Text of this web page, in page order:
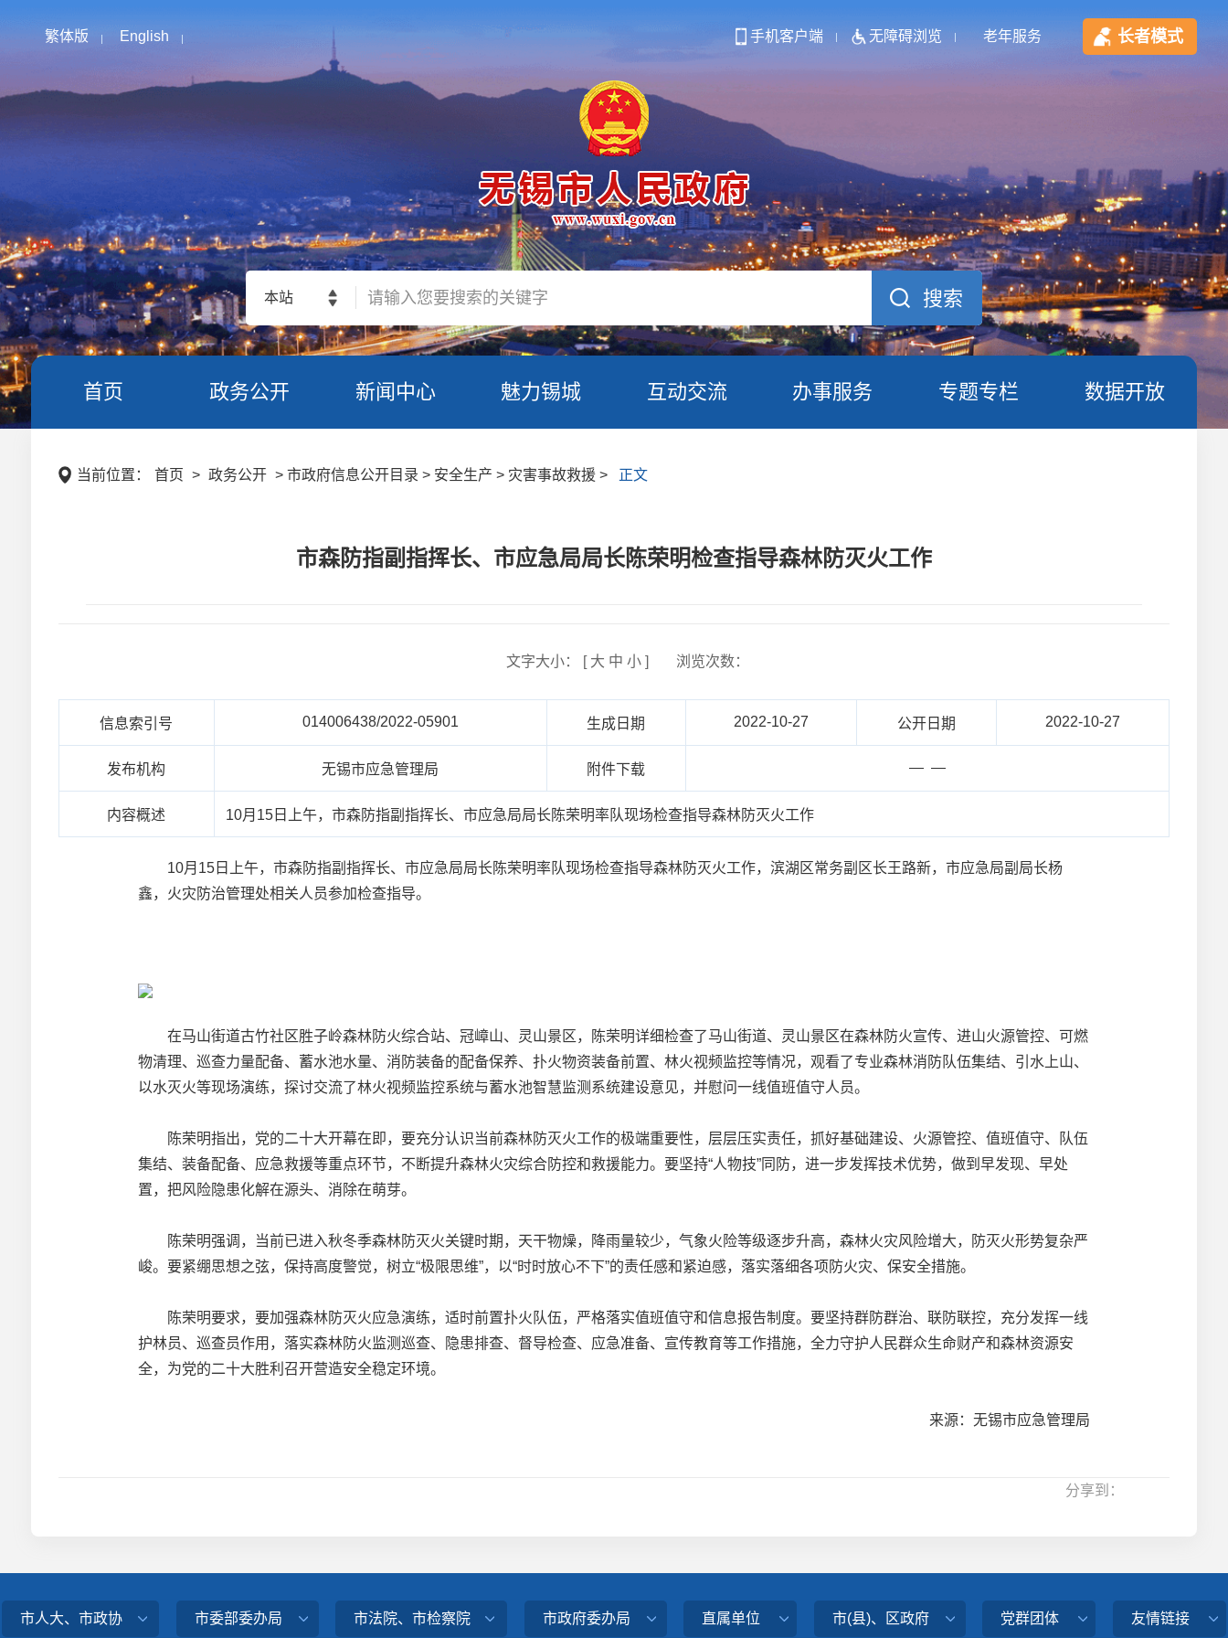
繁体版 English 手机客户端 无障碍浏览 老年服务 长者模式
本站
首页 政务公开 新闻中心 魅力锡城 互动交流 办事服务 专题专栏 数据开放
当前位置： 首页 > 政务公开 > 市政府信息公开目录 > 安全生产 > 灾害事故救援 > 正文
市森防指副指挥长、市应急局局长陈荣明检查指导森林防灭火工作
文字大小： [ 大 中 小] 浏览次数：
信息索引号 014006438/2022-05901 生成日期 2022-10-27 公开日期 2022-10-27
发布机构 无锡市应急管理局 附件下载 — —
内容概述 10月15日上午，市森防指副指挥长、市应急局局长陈荣明率队现场检查指导森林防灭火工作
10月15日上午，市森防指副指挥长、市应急局局长陈荣明率队现场检查指导森林防灭火工作，滨湖区常务副区长王路新，市应急局副局长杨
鑫，火灾防治管理处相关人员参加检查指导。
在马山街道古竹社区胜子岭森林防火综合站、冠嶂山、灵山景区，陈荣明详细检查了马山街道、灵山景区在森林防火宣传、进山火源管控、可燃
物清理、巡查力量配备、蓄水池水量、消防装备的配备保养、扑火物资装备前置、林火视频监控等情况，观看了专业森林消防队伍集结、引水上山、
以水灭火等现场演练，探讨交流了林火视频监控系统与蓄水池智慧监测系统建设意见，并慰问一线值班值守人员。
陈荣明指出，党的二十大开幕在即，要充分认识当前森林防灭火工作的极端重要性，层层压实责任，抓好基础建设、火源管控、值班值守、队伍
集结、装备配备、应急救援等重点环节，不断提升森林火灾综合防控和救援能力。要坚持“人物技”同防，进一步发挥技术优势，做到早发现、早处
置，把风险隐患化解在源头、消除在萌芽。
陈荣明强调，当前已进入秋冬季森林防灭火关键时期，天干物燥，降雨量较少，气象火险等级逐步升高，森林火灾风险增大，防灭火形势复杂严
峻。要紧绷思想之弦，保持高度警觉，树立“极限思维”，以“时时放心不下”的责任感和紧迫感，落实落细各项防火灾、保安全措施。
陈荣明要求，要加强森林防灭火应急演练，适时前置扑火队伍，严格落实值班值守和信息报告制度。要坚持群防群治、联防联控，充分发挥一线
护林员、巡查员作用，落实森林防火监测巡查、隐患排查、督导检查、应急准备、宣传教育等工作措施，全力守护人民群众生命财产和森林资源安
全，为党的二十大胜利召开营造安全稳定环境。
来源：无锡市应急管理局
分享到：
市人大、市政协 市委部委办局 市法院、市检察院 市政府委办局 直属单位 市(县)、区政府 党群团体 友情链接